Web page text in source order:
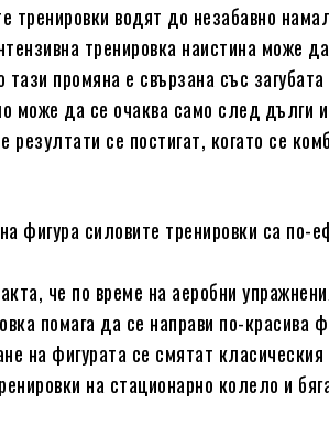
тренировки водят до незабавно
тренировка наистина може
тази промяна е свързана със
може да се очаква само след дълги
резултати се постигат, когато се
фигура силовите тренировки са по-
че по време на аеробни
помага да се направи по-красива
на фигурата се смятат
на стационарно колело и